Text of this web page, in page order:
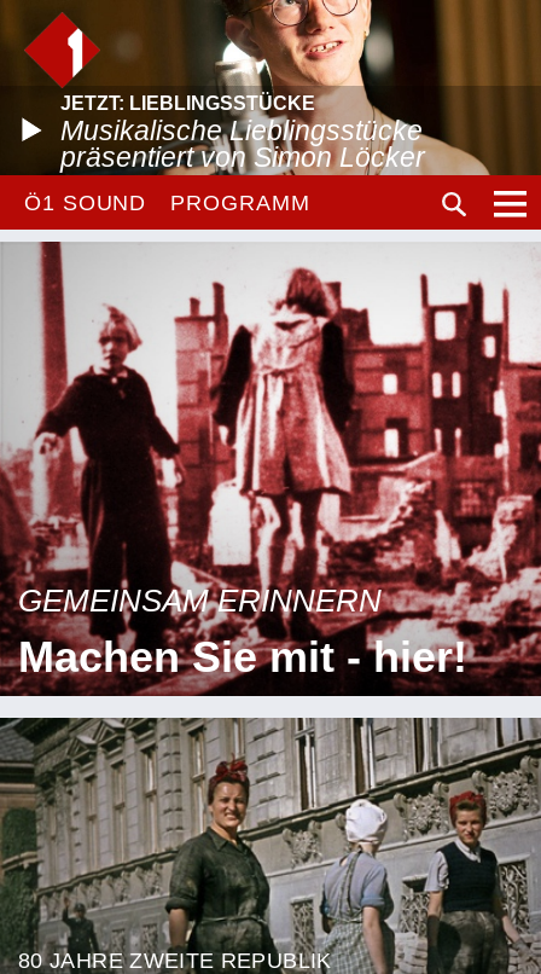
JETZT: LIEBLINGSSTÜCKE
Musikalische Lieblingsstücke
präsentiert von Simon Löcker
Ö1 SOUND PROGRAMM
GEMEINSAM ERINNERN
Machen Sie mit - hier!
80 JAHRE ZWEITE REPUBLIK